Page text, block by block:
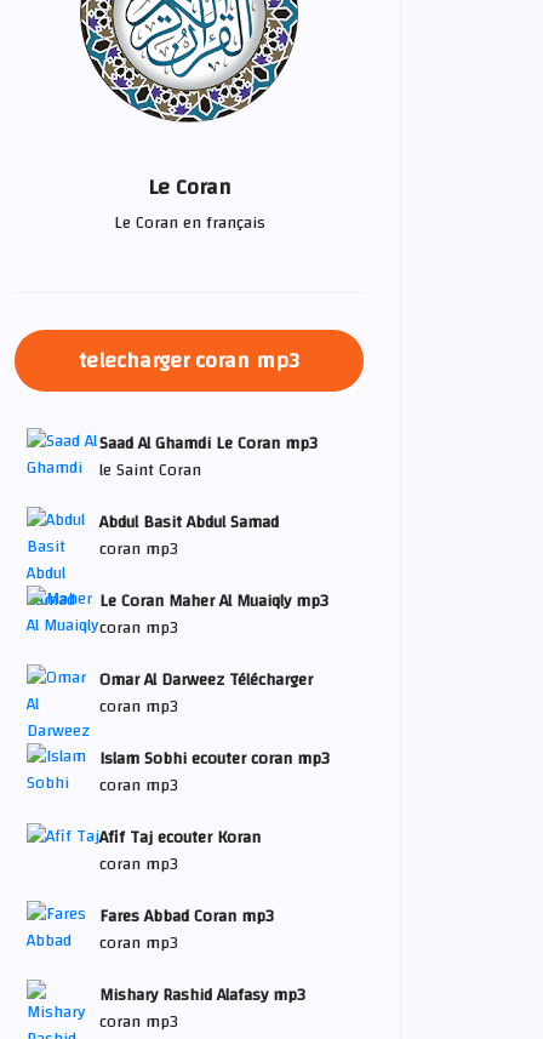
Le Coran
Le Coran en français
telecharger coran mp3
Saad Al Ghamdi Le Coran mp3
le Saint Coran
Abdul Basit Abdul Samad
coran mp3
Le Coran Maher Al Muaiqly mp3
coran mp3
Omar Al Darweez Télécharger
coran mp3
Islam Sobhi ecouter coran mp3
coran mp3
Afif Taj ecouter Koran
coran mp3
Fares Abbad Coran mp3
coran mp3
Mishary Rashid Alafasy mp3
coran mp3